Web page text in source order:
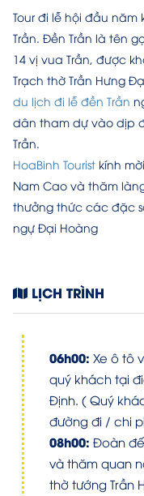
Tour đi lễ hội đầu
Trần. Đền Trần là tên
14 vị vua Trần, được
Trạch thờ Trần Hưng
du lịch đi lễ đền Trần
dân tham dự vào dịp
Trần.
HoaBinh Tourist kính
Nam Cao và thăm
thưởng thức các đặc
ngự Đại Hoàng
LỊCH TRÌNH
06h00: Xe ô tô
quý khách tại
Định. ( Quý
đường đi / chi
08h00: Đoàn
và thăm quan
thờ tướng Trần